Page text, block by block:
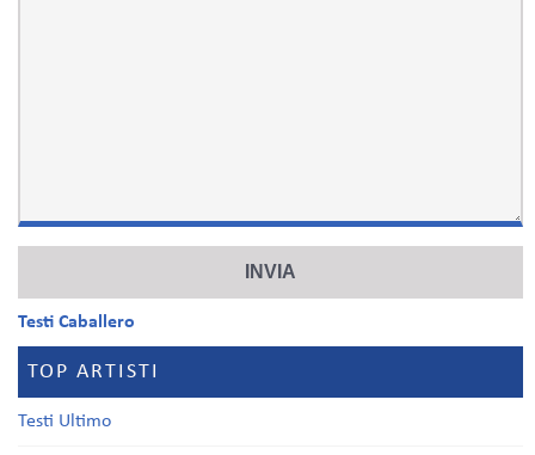
Testi Caballero
TOP ARTISTI
Testi Ultimo